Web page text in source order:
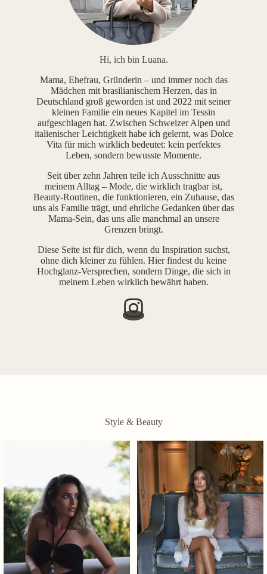
Hi, ich bin Luana.
Mama, Ehefrau, Gründerin – und immer noch das
Mädchen mit brasilianischem Herzen, das in
Deutschland groß geworden ist und 2022 mit seiner
kleinen Familie ein neues Kapitel im Tessin
aufgeschlagen hat. Zwischen Schweizer Alpen und
italienischer Leichtigkeit habe ich gelernt, was Dolce
Vita für mich wirklich bedeutet: kein perfektes
Leben, sondern bewusste Momente.
Seit über zehn Jahren teile ich Ausschnitte aus
meinem Alltag – Mode, die wirklich tragbar ist,
Beauty-Routinen, die funktionieren, ein Zuhause, das
uns als Familie trägt, und ehrliche Gedanken über das
Mama-Sein, das uns alle manchmal an unsere
Grenzen bringt.
Diese Seite ist für dich, wenn du Inspiration suchst,
ohne dich kleiner zu fühlen. Hier findest du keine
Hochglanz-Versprechen, sondern Dinge, die sich in
meinem Leben wirklich bewährt haben.
Style & Beauty